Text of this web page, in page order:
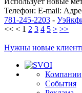
Телефон: E-mail:
781-245-2203 -
<< < 1 2 3 4 5 > >>
Нужны новые
Компании
События